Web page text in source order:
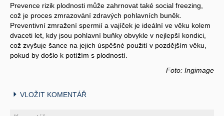
Prevence rizik plodnosti může zahrnovat také social freezing,
což je proces zmrazování zdravých pohlavních buněk.
Preventivní zmražení spermií a vajíček je ideální ve věku kolem
dvaceti let, kdy jsou pohlavní buňky obvykle v nejlepší kondici,
což zvyšuje šance na jejich úspěšné použití v pozdějším věku,
pokud by došlo k potížím s plodností.
Foto: Ingimage
VLOŽIT KOMENTÁŘ